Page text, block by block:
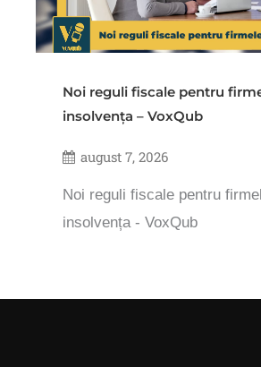
Noi reguli fiscale pentru
insolvența – VoxQub
august 7, 2026
Noi reguli fiscale pentru
insolvența - VoxQub